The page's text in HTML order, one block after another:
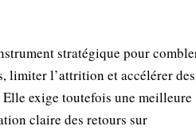
stratégique pour
limiter l’attrition et accélérer des
exige toutefois une meilleure
claire des retours sur